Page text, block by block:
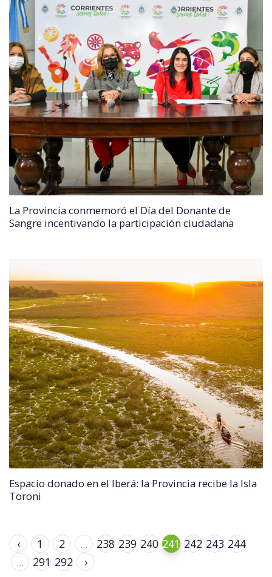
La Provincia conmemoró el Día del Donante de
Sangre incentivando la participación ciudadana
Espacio donado en el Iberá: la Provincia recibe la Isla
Toroni
‹ 1 2 ... 238 239 240 241 242 243 244
...
291 292 ›